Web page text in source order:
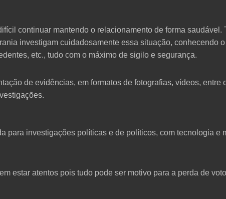
continuar mantendo o relacionamento de forma
investigam cuidadosamente essa situação, conhecendo
etc., tudo com o máximo de sigilo e segurança.
de evidências, em formatos de fotografias, vídeos, entre
para investigações políticas e de políticos, com tecnologia e
estar atentos pois tudo pode ser motivo para a perda de